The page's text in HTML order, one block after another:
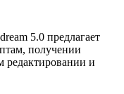
5.0 предлагает
получении
редактировании и